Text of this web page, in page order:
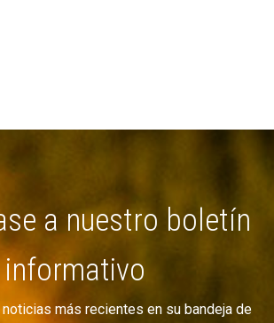
a nuestro boletín
informativo
más recientes en su bandeja de